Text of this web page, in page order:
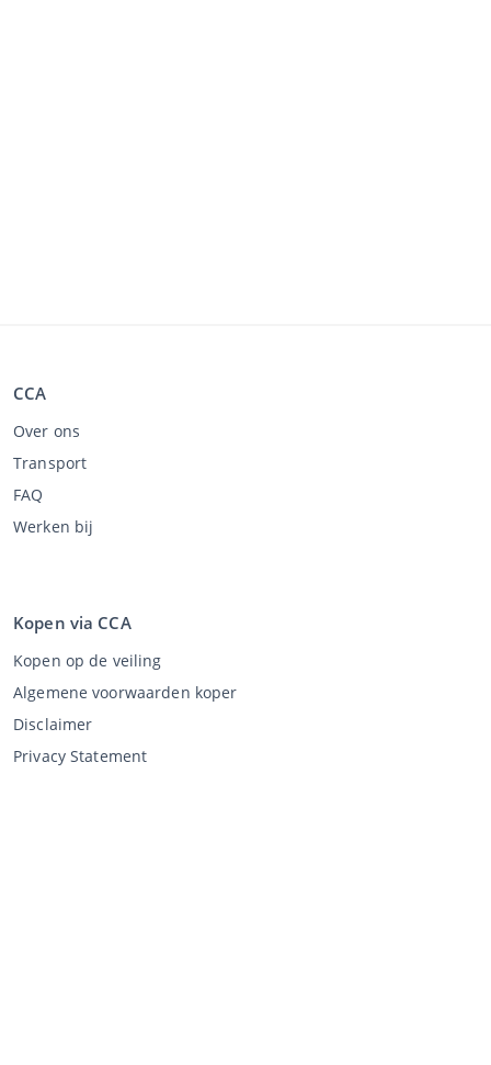
CCA
Over ons
Transport
FAQ
Werken bij
Kopen via CCA
Kopen op de veiling
Algemene voorwaarden koper
Disclaimer
Privacy Statement